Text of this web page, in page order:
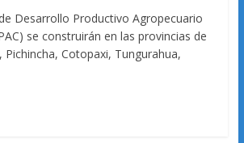
Desarrollo Productivo Agropecuario
se construirán en las provincias de
Pichincha, Cotopaxi, Tungurahua,